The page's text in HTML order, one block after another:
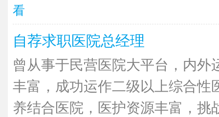
看
自荐求职医院总经理
曾从事于民营医院大平台，内外
丰富，成功运作二级以上综合性
养结合医院，医护资源丰富，挑